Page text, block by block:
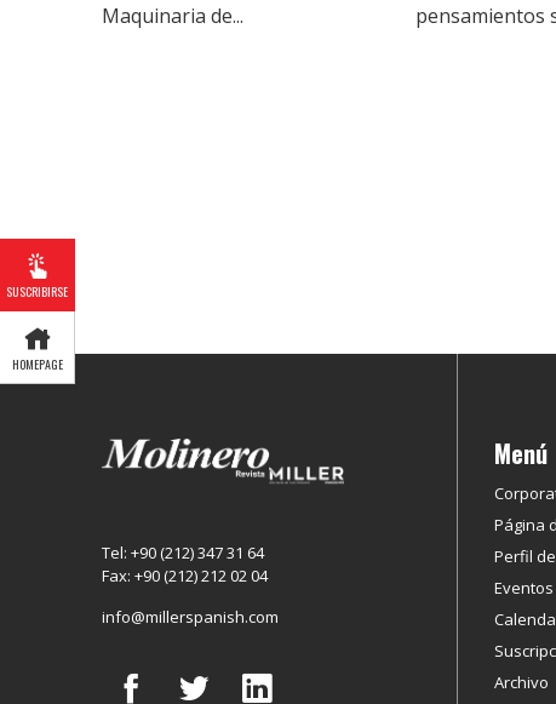
SUSCRIBIRSE
HOMEPAGE
Maquinaria de...
pensamientos
Tel: +90 (212) 347 31 64
Fax: +90 (212) 212 02 04
info@millerspanish.com
Menú
Página
Perfil
Eventos
Archivo